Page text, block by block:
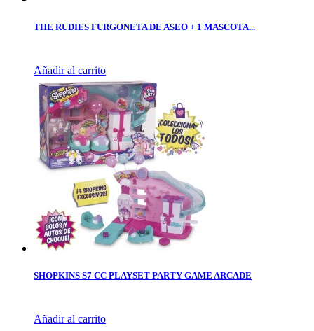
THE RUDIES FURGONETA DE ASEO + 1 MASCOTA...
Añadir al carrito
SHOPKINS S7 CC PLAYSET PARTY GAME ARCADE
Añadir al carrito